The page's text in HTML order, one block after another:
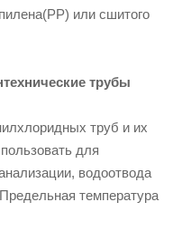
или сшитого
трубы
труб и их
для
водоотвода
температура